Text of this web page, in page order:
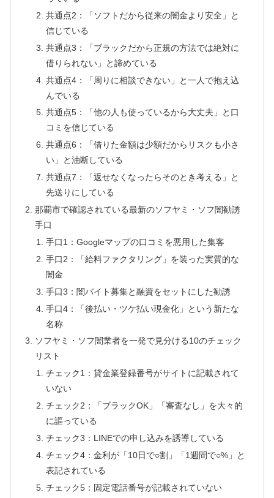
共通点2：「ソフトだから従来の闇金より安全」と
信じている
共通点3：「ブラックだから正規の方法では絶対に
借りられない」と諦めている
共通点4：「周りに相談できない」と一人で抱え込
んでいる
共通点5：「他の人も使っているから大丈夫」と口
コミを信じている
共通点6：「借りた金額は少額だからリスクも小さ
い」と油断している
共通点7：「返せなくなったらそのとき考える」と
先送りにしている
那覇市で確認されている最新のソフヤミ・ソフ闇勧誘
手口
手口1：Googleマップの口コミを悪用した集客
手口2：「給料ファクタリング」を装った実質的な
闇金
手口3：闇バイト募集と融資をセットにした勧誘
手口4：「後払い・ツケ払い現金化」という新たな
名称
ソフヤミ・ソフ闇業者を一発で見分ける10のチェック
リスト
チェック1：貸金業登録番号がサイトに記載されて
いない
チェック2：「ブラックOK」「審査なし」を大々的
に謳っている
チェック3：LINEでの申し込みを誘導している
チェック4：金利が「10日で○割」「1週間で○%」と
表記されている
チェック5：固定電話番号が記載されていない